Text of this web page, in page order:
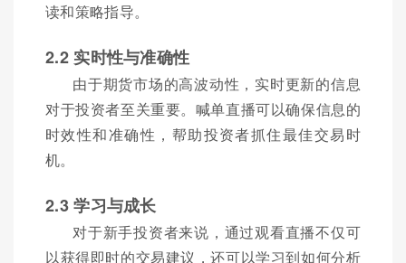
读和策略指导。
2.2 实时性与准确性
由于期货市场的高波动性，实时更新的信息
对于投资者至关重要。喊单直播可以确保信息的
时效性和准确性，帮助投资者抓住最佳交易时
机。
2.3 学习与成长
对于新手投资者来说，通过观看直播不仅可
以获得即时的交易建议，还可以学习到如何分析